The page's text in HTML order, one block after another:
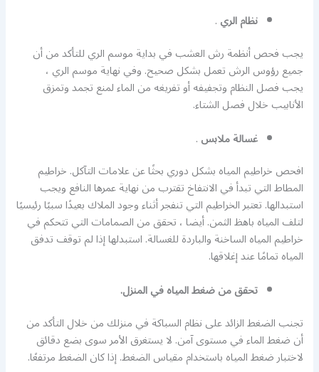
نظام الري.
يجب فحص أنظمة رش العشب في بداية موسم الري للتأكد من أن
جميع رؤوس الرش تعمل بشكل صحيح. وفي نهاية موسم الري ،
يجب فصل النظام وتجفيفه أو تفريغه من الماء لمنع تجمد وتمزق
الأنابيب خلال فصل الشتاء.
غسالة ملابس.
افحص خراطيم المياه بشكل دوري بحثًا عن علامات التآكل. خراطيم
المطاط التي تبدأ في الانتفاخ تقترب من نهاية عمرها النافع ويجب
استبدالها. تعتبر الخراطيم التي تنفجر أثناء وجود الملاك بعيدًا سببًا رئيسيًا
لتلف المياه باهظ الثمن. أيضا ، تحقق من الصمامات التي تتحكم في
خراطيم المياه الساخنة والباردة للغسالة. استبدلها إذا لم توقف تدفق
المياه تمامًا عند إغلاقها.
تحقق من ضغط المياه في المنزل.
تجنب الضغط الزائد على نظام السباكة في منزلك من خلال التأكد من
أن ضغط الماء في مستوى آمن. لا يستغرق الأمر سوى بضع دقائق
لاختبار ضغط المياه باستخدام مقياس الضغط. إذا كان الضغط مرتفعًا.